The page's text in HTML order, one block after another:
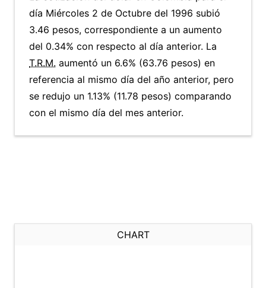
día Miércoles 2 de Octubre del 1996 subió
3.46 pesos, correspondiente a un aumento
del 0.34% con respecto al día anterior. La
T.R.M. aumentó un 6.6% (63.76 pesos) en
referencia al mismo día del año anterior, pero
se redujo un 1.13% (11.78 pesos) comparando
con el mismo día del mes anterior.
CHART